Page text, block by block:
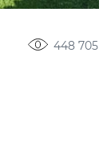
448 705